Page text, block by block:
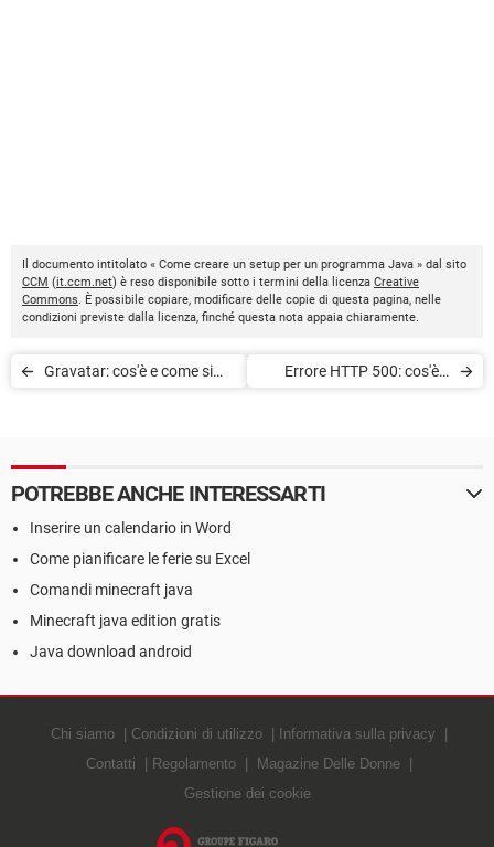
Il documento intitolato « Come creare un setup per un programma Java » dal sito
CCM (it.ccm.net) è reso disponibile sotto i termini della licenza Creative
Commons. È possibile copiare, modificare delle copie di questa pagina, nelle
condizioni previste dalla licenza, finché questa nota appaia chiaramente.
Gravatar: cos'è e come si
Errore HTTP 500: cos'è e
POTREBBE ANCHE INTERESSARTI
Inserire un calendario in Word
Come pianificare le ferie su Excel
Comandi minecraft java
Minecraft java edition gratis
Java download android
Chi siamo Condizioni di utilizzo
Informativa sulla privacy
Contatti
Regolamento
Magazine Delle Donne
Gestione dei cookie